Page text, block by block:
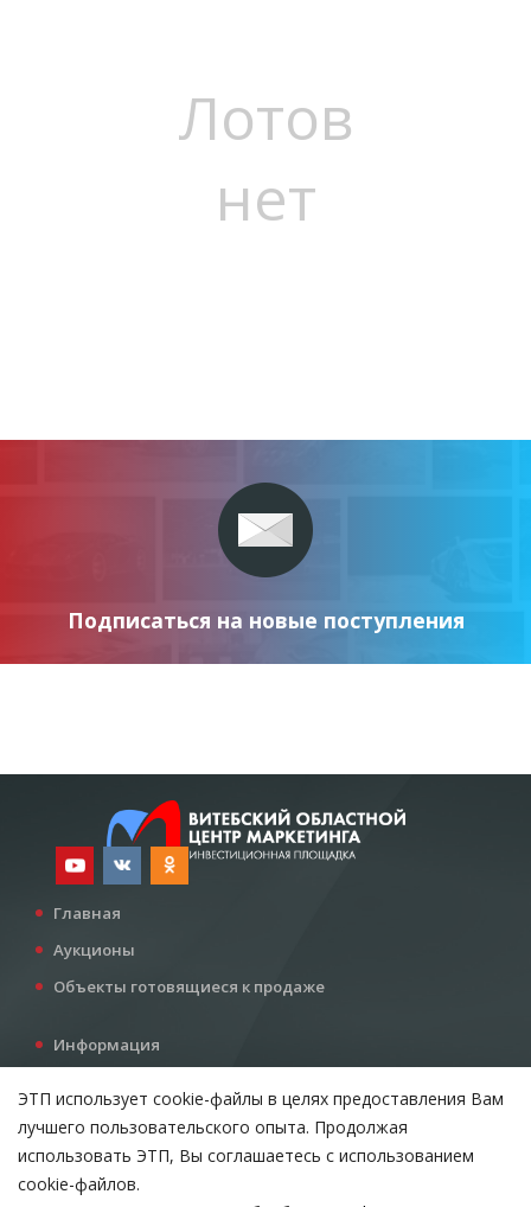
Лотов
нет
Подписаться на новые поступления
Главная
Аукционы
Объекты готовящиеся к продаже
Информация
Все для инвестора
Контакты
ЭТП использует cookie-файлы в целях предоставления Вам
лучшего пользовательского опыта. Продолжая
использовать ЭТП, Вы соглашаетесь с использованием
cookie-файлов.